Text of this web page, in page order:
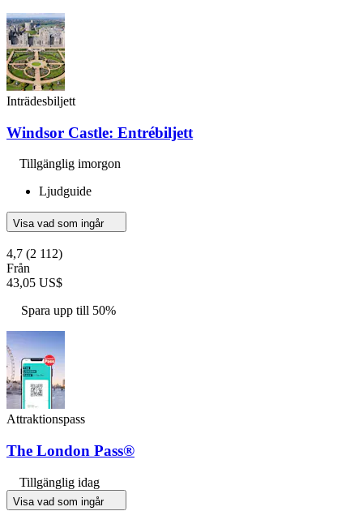
Inträdesbiljett
Windsor Castle: Entrébiljett
Tillgänglig imorgon
Ljudguide
Visa vad som ingår
4,7 (2 112)
Från
43,05 US$
Spara upp till 50%
Attraktionspass
The London Pass®
Tillgänglig idag
Visa vad som ingår